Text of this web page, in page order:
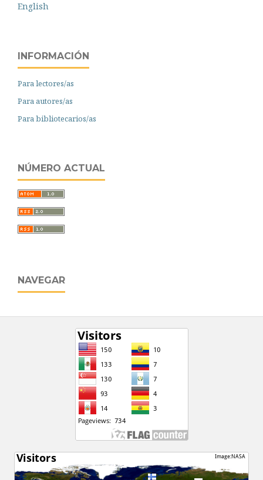
English
INFORMACIÓN
Para lectores/as
Para autores/as
Para bibliotecarios/as
NÚMERO ACTUAL
NAVEGAR